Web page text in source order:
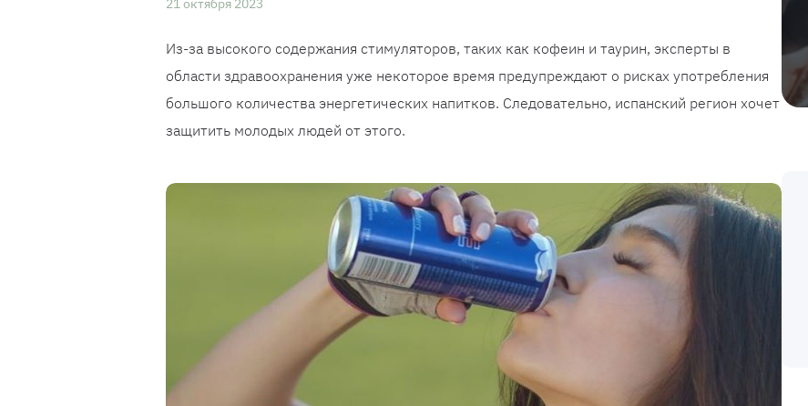
21 октября 2023
Из-за высокого содержания стимуляторов, таких как кофеин и таурин, эксперты в
области здравоохранения уже некоторое время предупреждают о рисках употребления
большого количества энергетических напитков. Следовательно, испанский регион хочет
защитить молодых людей от этого.